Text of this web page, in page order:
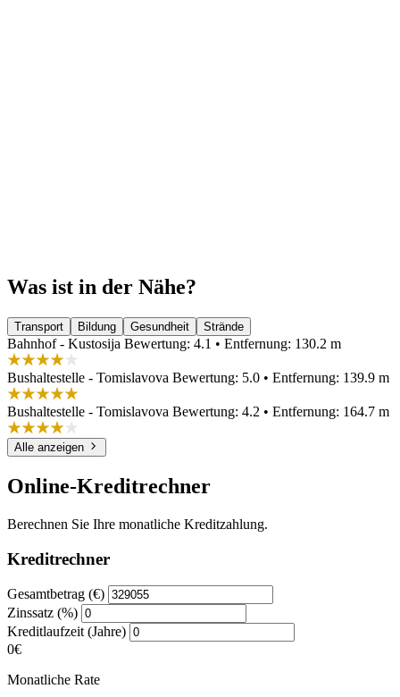
Was ist in der Nähe?
Transport Bildung Gesundheit Strände
Bahnhof - Kustosija Bewertung: 4.1 • Entfernung: 130.2 m
Bushaltestelle - Tomislavova Bewertung: 5.0 • Entfernung: 139.9 m
Bushaltestelle - Tomislavova Bewertung: 4.2 • Entfernung: 164.7 m
Alle anzeigen
Online-Kreditrechner
Berechnen Sie Ihre monatliche Kreditzahlung.
Kreditrechner
Gesamtbetrag (€)
Zinssatz (%)
Kreditlaufzeit (Jahre)
0€
Monatliche Rate